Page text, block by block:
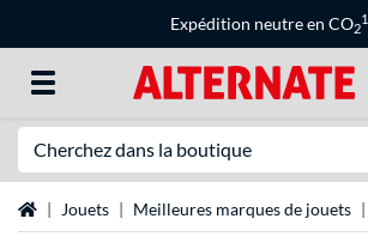
Expédition neutre en CO2
1
Page d'accueil
Jouets Meilleures marques de jouets